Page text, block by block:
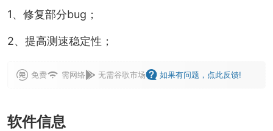
1、修复部分bug；
2、提高测速稳定性；
免费 需网络 无需谷歌市场 如果有问题，点此反馈!
软件信息